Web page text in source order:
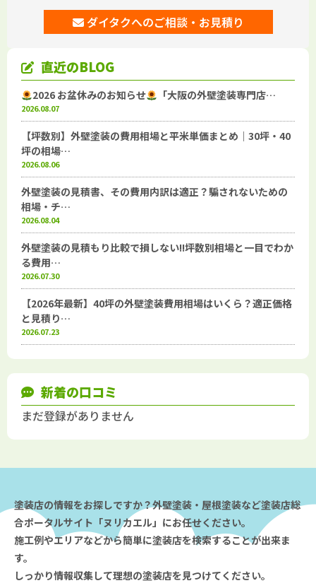
ダイタクへのご相談・お見積り
直近のBLOG
2026 お盆休みのお知らせ 「大阪の外壁塗装専門店…
2026.08.07
【坪数別】外壁塗装の費用相場と平米単価まとめ｜30坪・40
坪の相場…
2026.08.06
外壁塗装の見積書、その費用内訳は適正？騙されないための
相場・チ…
2026.08.04
外壁塗装の見積もり比較で損しない!!坪数別相場と一目でわか
る費用…
2026.07.30
【2026年最新】40坪の外壁塗装費用相場はいくら？適正価格
と見積り…
2026.07.23
新着の口コミ
まだ登録がありません
塗装店の情報をお探しですか？外壁塗装・屋根塗装など塗装店総
合ポータルサイト「ヌリカエル」にお任せください。
施工例やエリアなどから簡単に塗装店を検索することが出来ま
す。
しっかり情報収集して理想の塗装店を見つけてください。